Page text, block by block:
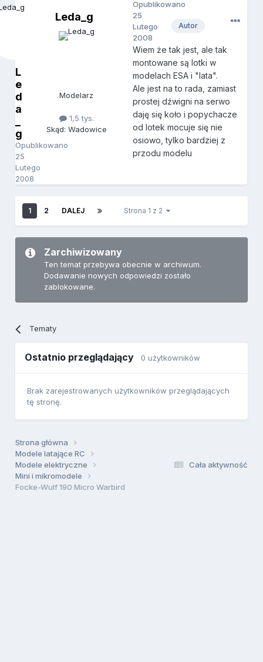
L
e
d
a
g
Opublikowano
25
Lutego
2008
Leda_g
Modelarz
1,5 tys.
Skąd: Wadowice
Autor
Opublikowano
25
Lutego
2008
Wiem że tak jest, ale tak
montowane są lotki w
modelach ESA i "lata".
Ale jest na to rada, zamiast
prostej dźwigni na serwo
daję się koło i popychacze
od lotek mocuje się nie
osiowo, tylko bardziej z
przodu modelu
1 2 DALEJ Strona 1 z 2
Zarchiwizowany
Ten temat przebywa obecnie w archiwum.
Dodawanie nowych odpowiedzi zostało
zablokowane.
Tematy
Ostatnio przeglądający 0 użytkowników
Brak zarejestrowanych użytkowników przeglądających
tę stronę.
Cała aktywność
Strona główna
Modele latające RC
Modele elektryczne
Mini i mikromodele
Focke-Wulf 190 Micro Warbird